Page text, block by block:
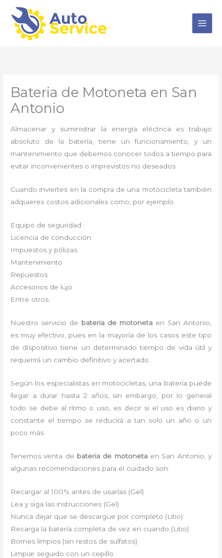
contenido
Bateria de Motoneta en San
Antonio
Almacenar y suministrar la energía eléctrica es trabajo
absoluto de la batería, tiene un funcionamiento, y un
mantenimiento que debemos conocer todos a tiempo para
evitar inconvenientes o imprevistos no deseados.
Cuando inviertes en la compra de una motocicleta también
adquieres costos adicionales como, por ejemplo:
Equipo de seguridad
Licencia de conducción
Impuestos y pólizas
Mantenimiento
Repuestos
Accesorios de lujo
Entre otros.
Nuestro servicio de bateria de motoneta en San Antonio,
es muy efectivo, pues en la mayoría de los casos este tipo
de dispositivo tiene un determinado tiempo de vida útil y
requerirá un cambio definitivo y acertado.
Según los especialistas en motocicletas, una batería puede
llegar a durar hasta 2 años, sin embargo, por lo general
todo se debe al ritmo o uso, es decir si el uso es diario y
constante el tiempo se reducirá a tan solo un año o un
poco más.
Tenemos venta de bateria de motoneta en San Antonio, y
algunas recomendaciones para el cuidado son:
Recargar al 100% antes de usarlas (Gel)
Lea y siga las instrucciones (Gel)
Nunca dejar que se descargue por completo (Litio)
Recarga la batería completa de vez en cuando (Litio)
Bornes limpios (sin restos de sulfatos)
Limpiar seguido con un cepillo.